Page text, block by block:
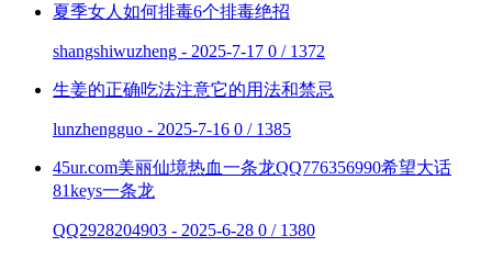
夏季女人如何排毒6个排毒绝招
shangshiwuzheng - 2025-7-17 0 / 1372
生姜的正确吃法注意它的用法和禁忌
lunzhengguo - 2025-7-16 0 / 1385
45ur.com美丽仙境热血一条龙QQ776356990希望大话
81keys一条龙
QQ2928204903 - 2025-6-28 0 / 1380